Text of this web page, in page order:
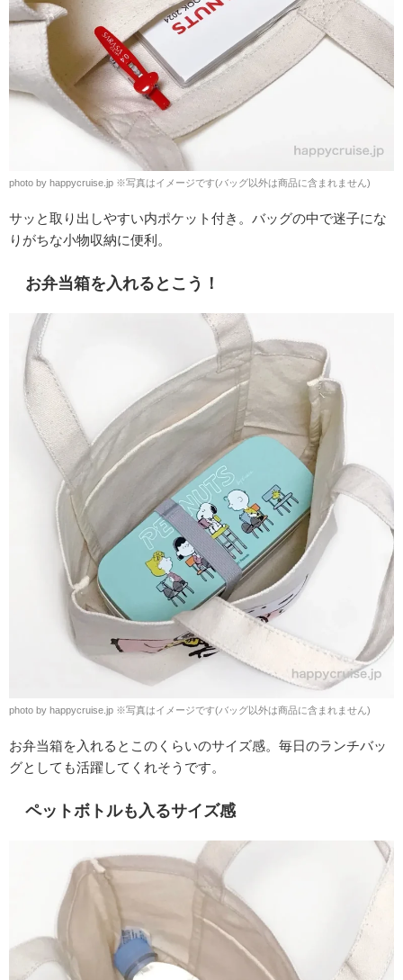
photo by happycruise.jp ※写真はイメージです(バッグ以外は商品に含まれません)
サッと取り出しやすい内ポケット付き。バッグの中で迷子にな
りがちな小物収納に便利。
お弁当箱を入れるとこう！
photo by happycruise.jp ※写真はイメージです(バッグ以外は商品に含まれません)
お弁当箱を入れるとこのくらいのサイズ感。毎日のランチバッ
グとしても活躍してくれそうです。
ペットボトルも入るサイズ感